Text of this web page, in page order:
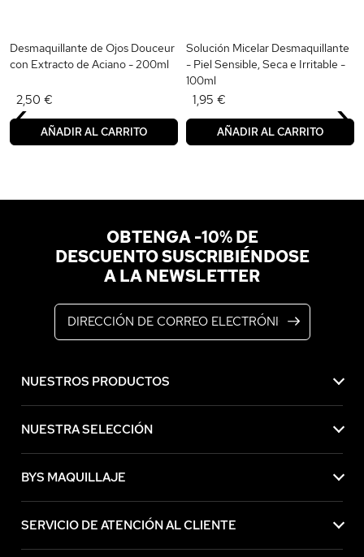
Desmaquillante de Ojos Douceur
con Extracto de Aciano - 200ml
2,50 €
AÑADIR AL CARRITO
Solución Micelar Desmaquillante
- Piel Sensible, Seca e Irritable -
100ml
1,95 €
AÑADIR AL CARRITO
‹ ›
OBTENGA -10% DE
DESCUENTO SUSCRIBIÉNDOSE
A LA NEWSLETTER
NUESTROS PRODUCTOS
NUESTRA SELECCIÓN
BYS MAQUILLAJE
SERVICIO DE ATENCIÓN AL CLIENTE